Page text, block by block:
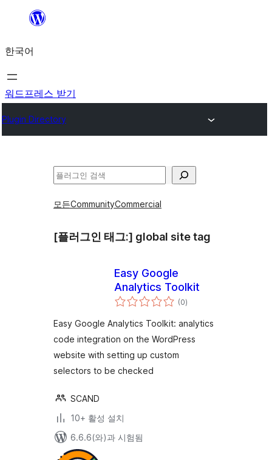
츠
로
바
가
한국어
워드프레스 받기
Plugin Directory
검
모든CommunityCommercial
[플러그인 태그:] global site tag
Easy Google
Analytics Toolkit
(0전
체
점
)
Easy Google Analytics Toolkit: analytics
code integration on the WordPress
website with setting up custom
selectors to be checked
SCAND
10+ 활성 설치
6.6.6(와)과 시험됨